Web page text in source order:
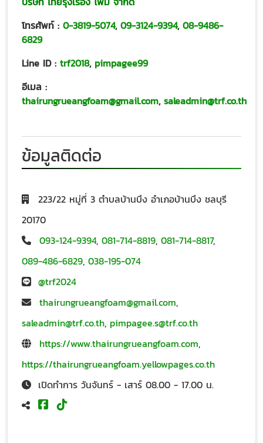
โทรศัพท์ : 0-3819-5074, 09-3124-9394, 08-9486-
6829
Line ID : trf2018, pimpagee99
อีเมล :
thairungrueangfoam@gmail.com, saleadmin@trf.co.th
ข้อมูลติดต่อ
223/22 หมู่ที่ 3 ตำบลบ้านบึง อำเภอบ้านบึง ชลบุรี
20170
093-124-9394, 081-714-8819, 081-714-8817,
089-486-6829, 038-195-074
@trf2024
thairungrueangfoam@gmail.com,
saleadmin@trf.co.th, pimpagee.s@trf.co.th
https://www.thairungrueangfoam.com,
https://thairungrueangfoam.yellowpages.co.th
เปิดทำการ วันจันทร์ - เสาร์ 08.00 - 17.00 น.